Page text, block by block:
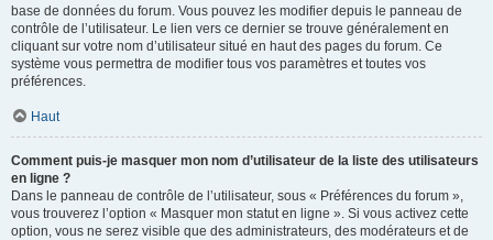
base de données du forum. Vous pouvez les modifier depuis le panneau de
contrôle de l’utilisateur. Le lien vers ce dernier se trouve généralement en
cliquant sur votre nom d’utilisateur situé en haut des pages du forum. Ce
système vous permettra de modifier tous vos paramètres et toutes vos
préférences.
Haut
Comment puis-je masquer mon nom d’utilisateur de la liste des utilisateurs
en ligne ?
Dans le panneau de contrôle de l’utilisateur, sous « Préférences du forum »,
vous trouverez l’option « Masquer mon statut en ligne ». Si vous activez cette
option, vous ne serez visible que des administrateurs, des modérateurs et de